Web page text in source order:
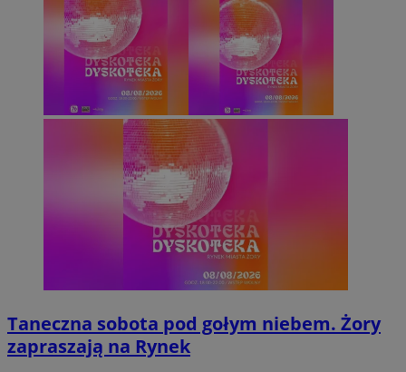
Taneczna sobota pod gołym niebem. Żory
zapraszają na Rynek